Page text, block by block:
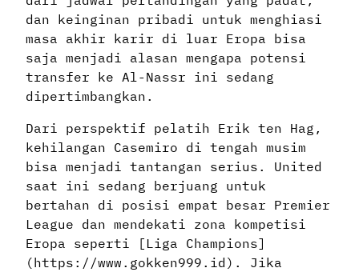
dan keinginan pribadi untuk menghiasi
masa akhir karir di luar Eropa bisa
saja menjadi alasan mengapa potensi
transfer ke Al-Nassr ini sedang
dipertimbangkan.
Dari perspektif pelatih Erik ten Hag,
kehilangan Casemiro di tengah musim
bisa menjadi tantangan serius. United
saat ini sedang berjuang untuk
bertahan di posisi empat besar Premier
League dan mendekati zona kompetisi
Eropa seperti [Liga Champions]
(https://www.gokken999.id). Jika